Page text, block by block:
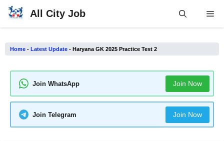
Skip
All City Job
Home - Latest Update - Haryana GK 2025 Practice Test 2
Join WhatsApp Join Now
Join Telegram Join Now